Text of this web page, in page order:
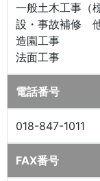
一般土木工事（
設・事故補修 他
造園工事
法面工事
電話番号
018-847-1011
FAX番号